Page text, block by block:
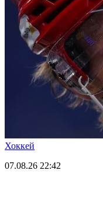
Хоккей
07.08.26 22:42